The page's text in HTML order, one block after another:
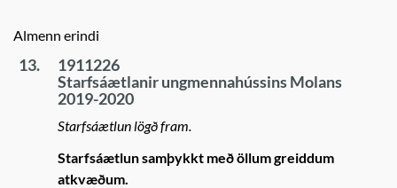
Almenn erindi
13.
1911226
Starfsáætlanir ungmennahússins Molans
2019-2020
Starfsáætlun lögð fram.
Starfsáætlun samþykkt með öllum greiddum
atkvæðum.